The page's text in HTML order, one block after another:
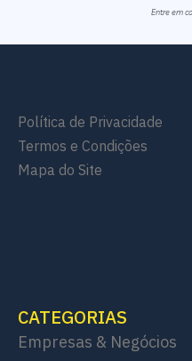
Entre em
Política de Privacidade
Termos e Condições
Mapa do Site
CATEGORIAS
Empresas & Negócios